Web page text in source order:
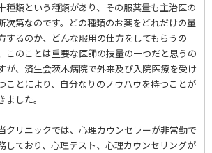
種類という種類があり、その服薬量も主治医の
次第なのです。どの種類のお薬をどれだけの量
するのか、どんな服用の仕方をしてもらうの
このことは重要な医師の技量の一つだと思うの
が、済生会茨木病院で外来及び入院医療を受け
ことにより、自分なりのノウハウを持つことが
ました。
クリニックでは、心理カウンセラーが非常勤で
しており、心理テスト、心理カウンセリングが